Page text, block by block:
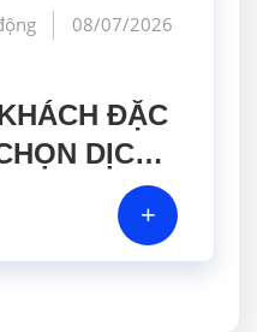
08/07/2026
ĐẶC
DỊCH
TẠI GERA
+